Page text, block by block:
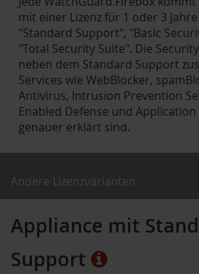
mit einer Lizenz für 1 oder 3
"Standard Support", "Basic
"Total Security Suite". Die
neben dem Standard Support
Services wie WebBlocker,
Antivirus, Intrusion Prevention
Enabled Defense und
genauer erklärt sind.
Andere Lizenzvarianten
Appliance mit
Support